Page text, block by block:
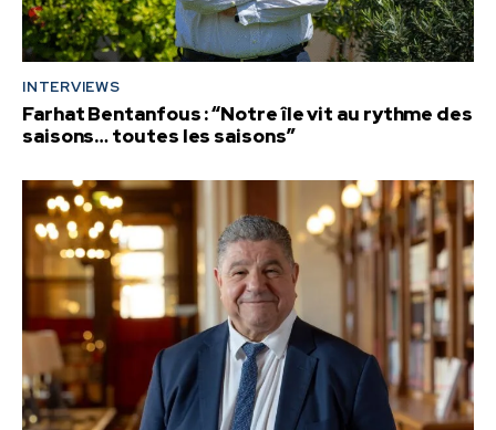
INTERVIEWS
Farhat Bentanfous : “Notre île vit au rythme des
saisons… toutes les saisons”